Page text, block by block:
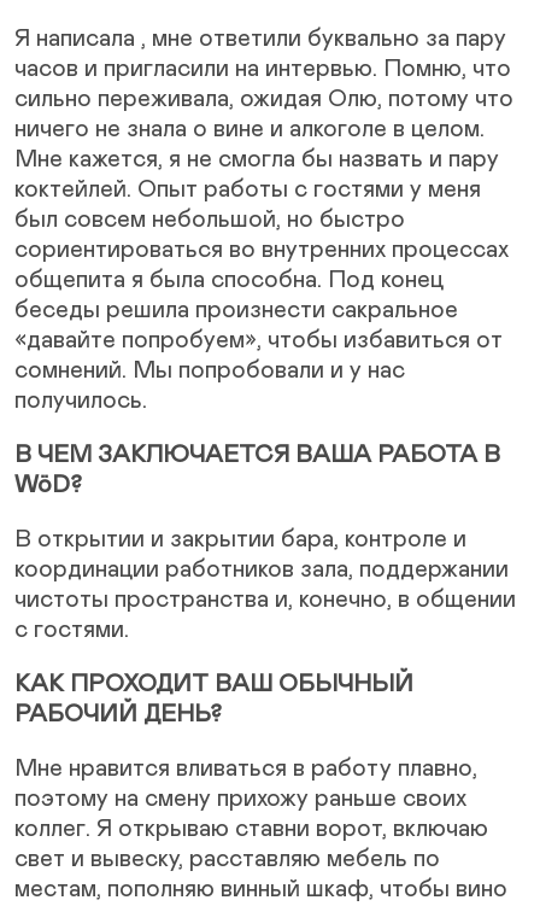
Я написала , мне ответили буквально за пару
часов и пригласили на интервью. Помню, что
сильно переживала, ожидая Олю, потому что
ничего не знала о вине и алкоголе в целом.
Мне кажется, я не смогла бы назвать и пару
коктейлей. Опыт работы с гостями у меня
был совсем небольшой, но быстро
сориентироваться во внутренних процессах
общепита я была способна. Под конец
беседы решила произнести сакральное
«давайте попробуем», чтобы избавиться от
сомнений. Мы попробовали и у нас
получилось.
В ЧЕМ ЗАКЛЮЧАЕТСЯ ВАША РАБОТА В
WöD?
В открытии и закрытии бара, контроле и
координации работников зала, поддержании
чистоты пространства и, конечно, в общении
с гостями.
КАК ПРОХОДИТ ВАШ ОБЫЧНЫЙ
РАБОЧИЙ ДЕНЬ?
Мне нравится вливаться в работу плавно,
поэтому на смену прихожу раньше своих
коллег. Я открываю ставни ворот, включаю
свет и вывеску, расставляю мебель по
местам, пополняю винный шкаф, чтобы вино